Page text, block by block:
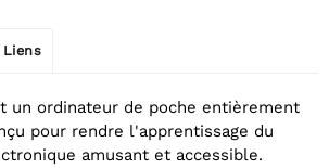
Liens
un ordinateur de poche entièrement
pour rendre l'apprentissage du
amusant et accessible.